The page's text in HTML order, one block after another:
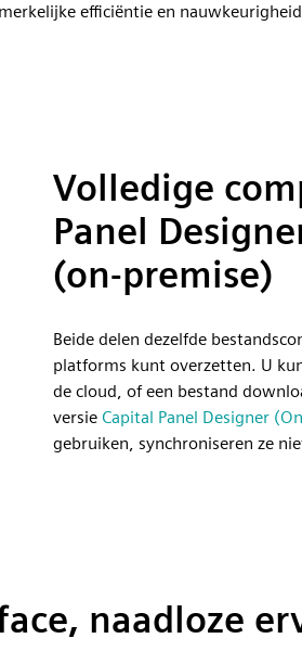
efficiëntie en
Volledige
Panel
(on-premise)
Beide delen dezelfde
platforms kunt overzetten. U
de cloud, of een bestand
versie Capital Panel Designer
gebruiken, synchroniseren ze
naadloze